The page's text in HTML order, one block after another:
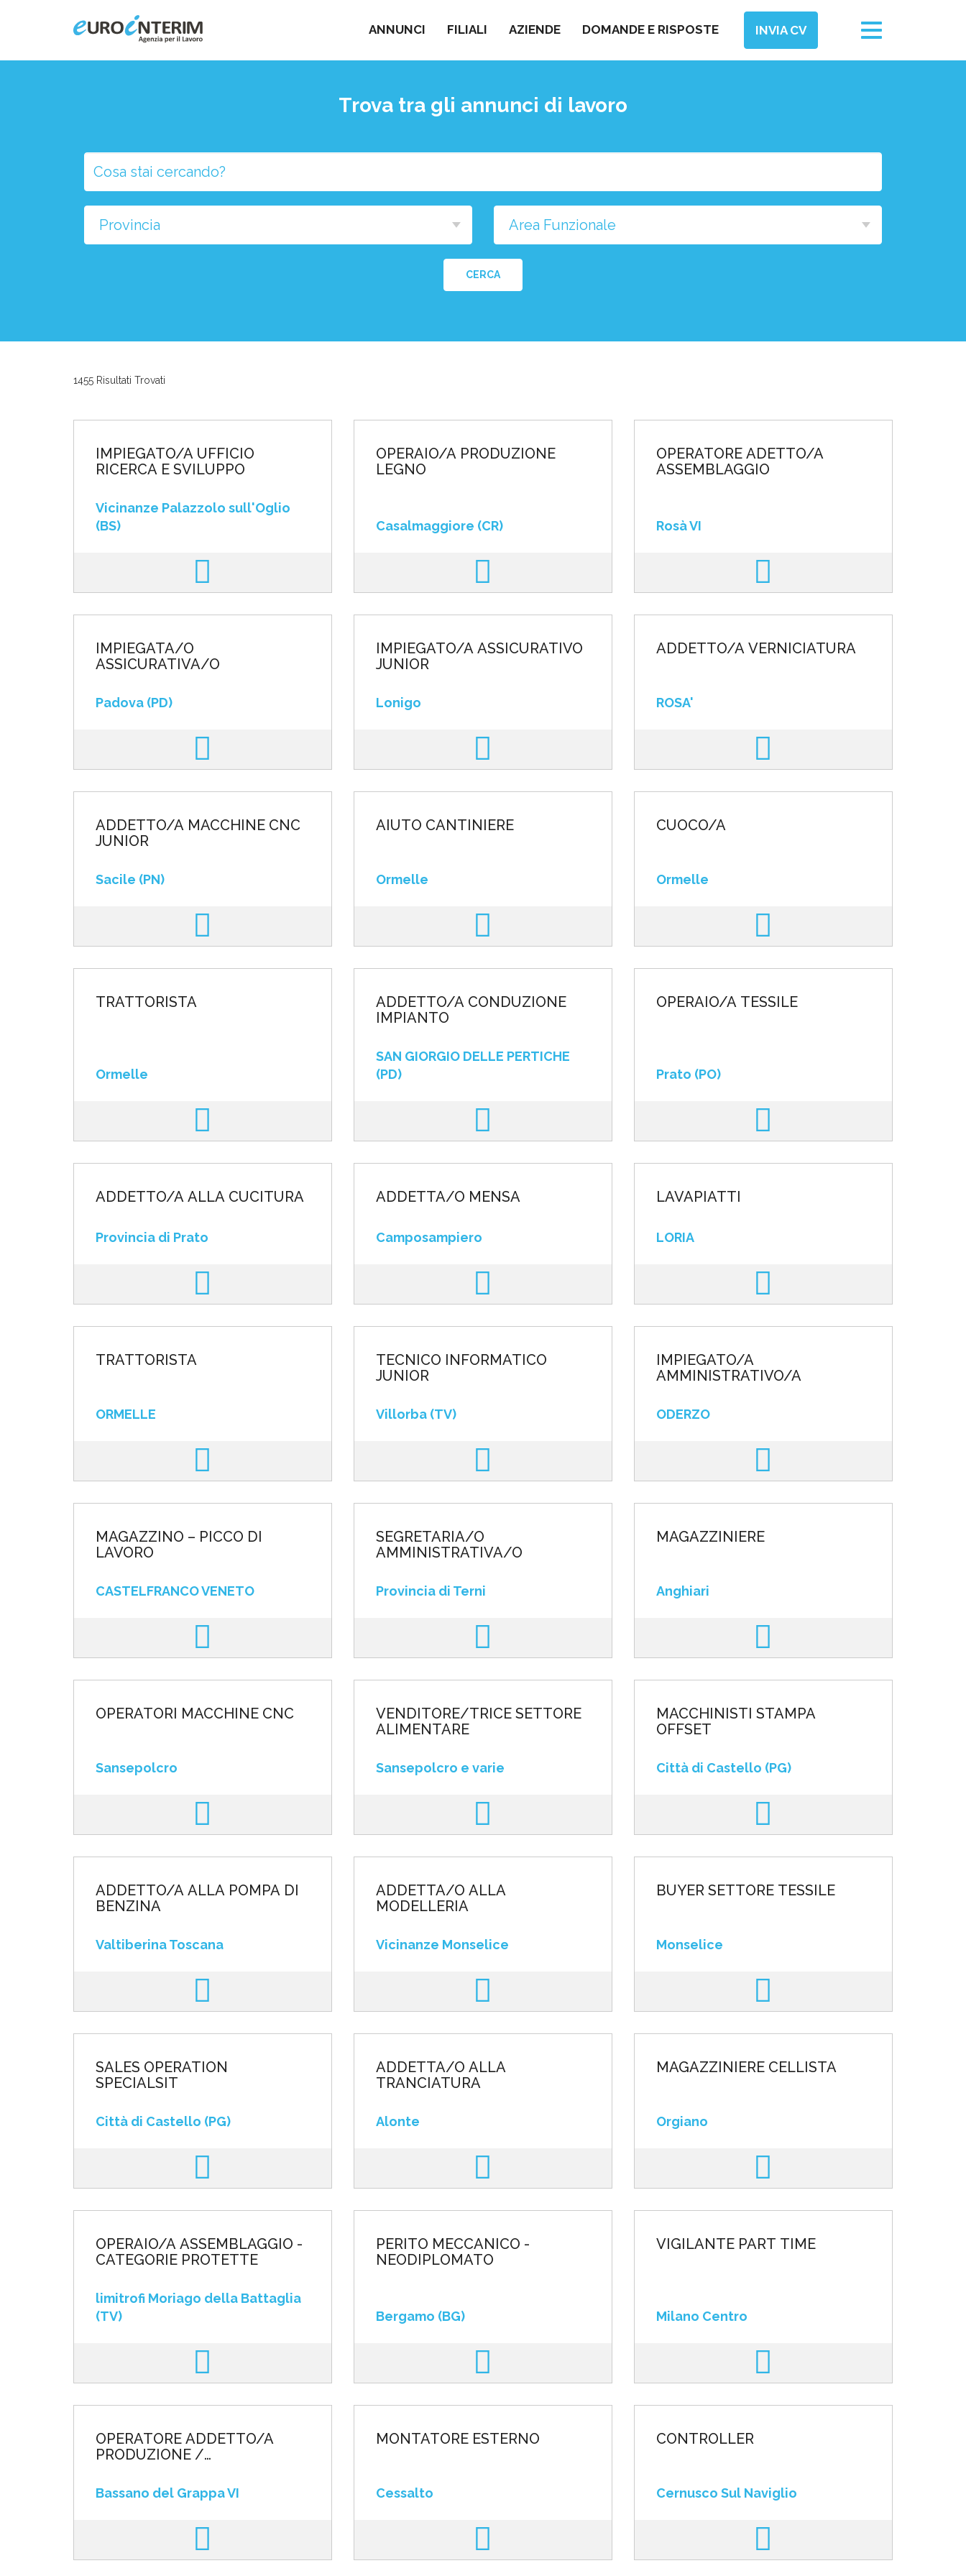
ANNUNCI FILIALI AZIENDE DOMANDE E RISPOSTE INVIA CV
Toggle
navigation
Aziende
Persone
Lavora con noi
Area riservata
Trova tra gli annunci di lavoro
stai
cercando?
la
Funzionale
CERCA
1455 Risultati Trovati
IMPIEGATO/A UFFICIO
RICERCA E SVILUPPO
Vicinanze Palazzolo sull'Oglio
(BS)
OPERAIO/A PRODUZIONE
LEGNO
Casalmaggiore (CR)
OPERATORE ADETTO/A
ASSEMBLAGGIO
Rosà VI
IMPIEGATA/O
ASSICURATIVA/O
Padova (PD)
IMPIEGATO/A ASSICURATIVO
JUNIOR
Lonigo
ADDETTO/A VERNICIATURA
ROSA'
ADDETTO/A MACCHINE CNC
JUNIOR
Sacile (PN)
AIUTO CANTINIERE
Ormelle
CUOCO/A
Ormelle
TRATTORISTA
Ormelle
ADDETTO/A CONDUZIONE
IMPIANTO
SAN GIORGIO DELLE PERTICHE
(PD)
OPERAIO/A TESSILE
Prato (PO)
ADDETTO/A ALLA CUCITURA
Provincia di Prato
ADDETTA/O MENSA
Camposampiero
LAVAPIATTI
LORIA
TRATTORISTA
ORMELLE
TECNICO INFORMATICO
JUNIOR
Villorba (TV)
IMPIEGATO/A
AMMINISTRATIVO/A
ODERZO
MAGAZZINO – PICCO DI
LAVORO
CASTELFRANCO VENETO
SEGRETARIA/O
AMMINISTRATIVA/O
Provincia di Terni
MAGAZZINIERE
Anghiari
OPERATORI MACCHINE CNC
Sansepolcro
VENDITORE/TRICE SETTORE
ALIMENTARE
Sansepolcro e varie
MACCHINISTI STAMPA
OFFSET
Città di Castello (PG)
ADDETTO/A ALLA POMPA DI
BENZINA
Valtiberina Toscana
ADDETTA/O ALLA
MODELLERIA
Vicinanze Monselice
BUYER SETTORE TESSILE
Monselice
SALES OPERATION
SPECIALSIT
Città di Castello (PG)
ADDETTA/O ALLA
TRANCIATURA
Alonte
MAGAZZINIERE CELLISTA
Orgiano
OPERAIO/A ASSEMBLAGGIO -
CATEGORIE PROTETTE
limitrofi Moriago della Battaglia
(TV)
PERITO MECCANICO -
NEODIPLOMATO
Bergamo (BG)
VIGILANTE PART TIME
Milano Centro
OPERATORE ADDETTO/A
PRODUZIONE /
Bassano del Grappa VI
MONTATORE ESTERNO
Cessalto
CONTROLLER
Cernusco Sul Naviglio